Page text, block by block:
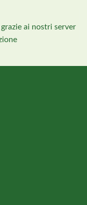
ai nostri server